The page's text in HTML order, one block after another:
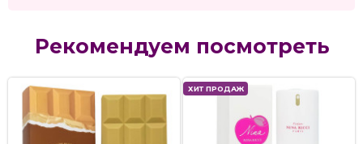
Рекомендуем посмотреть
ХИТ ПРОДАЖ